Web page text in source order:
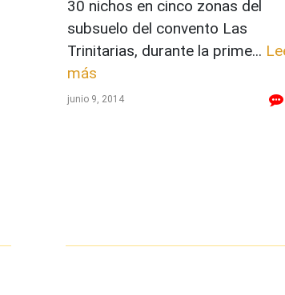
30 nichos en cinco zonas del
subsuelo del convento Las
Trinitarias, durante la prime...
más
junio 9, 2014